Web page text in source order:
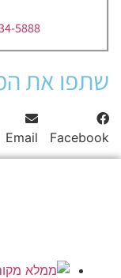
5888
שתפו את
Facebook
Email